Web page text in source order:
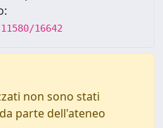
16642
non sono stati
parte dell'ateneo